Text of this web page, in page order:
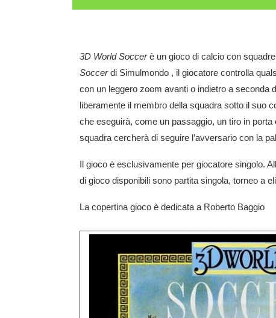
3D World Soccerè un gioco di calcio con
Soccerdi Simulmondo , il giocatore controlla
con un leggero zoom avanti o indietro a seconda
liberamente il membro della squadra sotto il suo
che eseguirà, come un passaggio, un tiro in
squadra cercherà di seguire l’avversario con la
Il gioco è esclusivamente per giocatore singolo.
di gioco disponibili sono partita singola, torneo a
La copertina gioco è dedicata a Roberto Baggio